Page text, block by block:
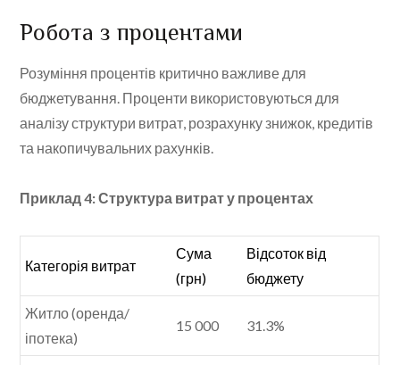
Робота з процентами
Розуміння процентів критично важливе для
бюджетування. Проценти використовуються для
аналізу структури витрат, розрахунку знижок, кредитів
та накопичувальних рахунків.
Приклад 4: Структура витрат у процентах
Категорія витрат
Сума
(грн)
Відсоток від
бюджету
Житло (оренда/
іпотека)
15 000 31.3%